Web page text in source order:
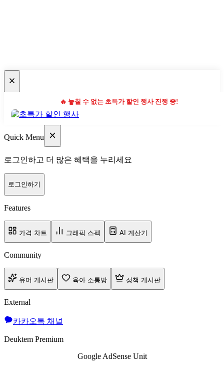
🔥 놓칠 수 없는 초특가 할인 행사 진행 중!
Quick Menu
로그인하고 더 많은 혜택을 누리세요
로그인하기
Features
가격 차트 그래픽 스펙 AI 계산기
Community
유머 게시판 육아 소통방 정책 게시판
External
카카오톡 채널
Deuktem Premium
Google AdSense Unit